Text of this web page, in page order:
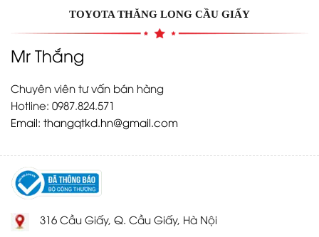
TOYOTA THĂNG LONG CẦU GIẤY
Mr Thắng
Chuyên viên tư vấn bán hàng
Hotline: 0987.824.571
Email: thangqtkd.hn@gmail.com
316 Cầu Giấy, Q. Cầu Giấy, Hà Nội